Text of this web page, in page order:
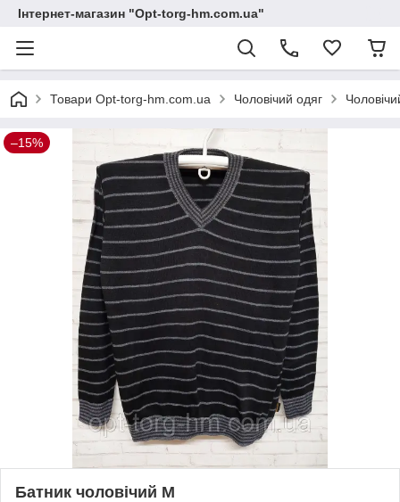
Інтернет-магазин "Opt-torg-hm.com.ua"
Товари Opt-torg-hm.com.ua Чоловічий одяг
–15%
Батник чоловічий M